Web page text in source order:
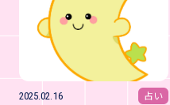
2025.02.16 占い